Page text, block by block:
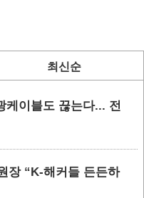
최신순
케이블도 끊는다... 전
장 “K-해커들 든든하